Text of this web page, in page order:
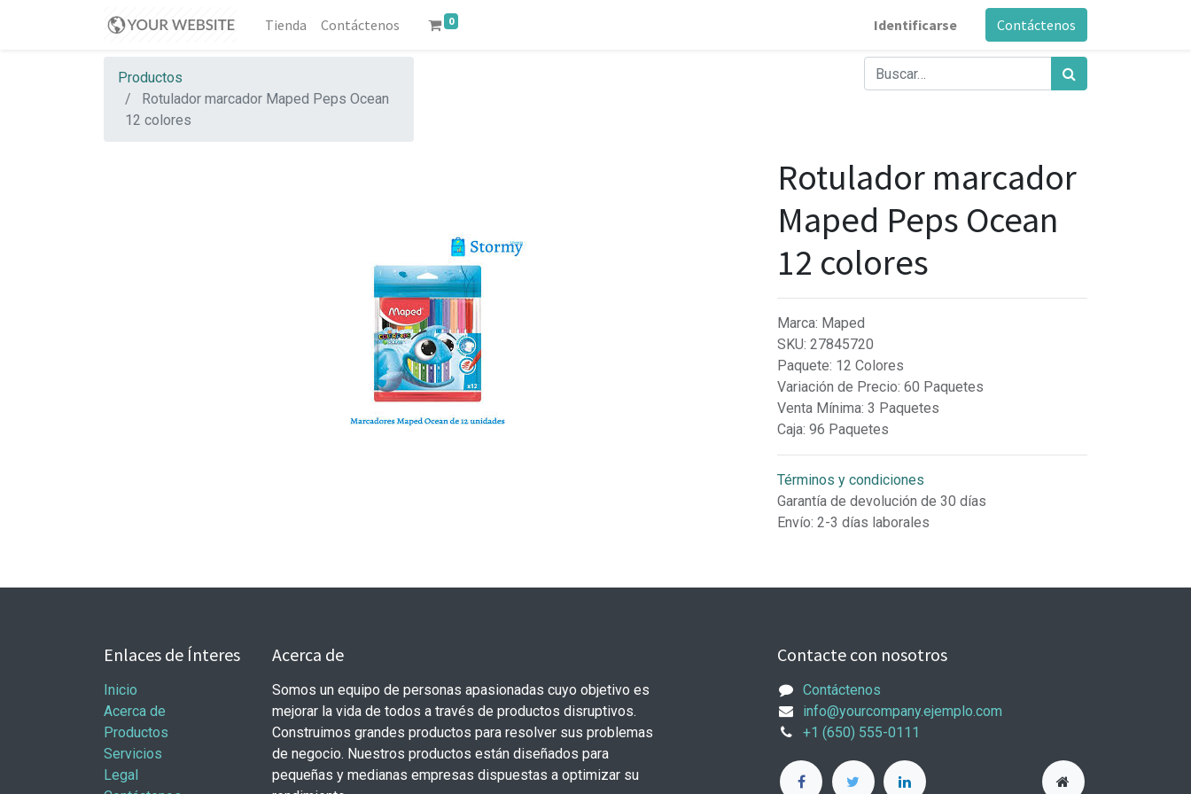
Tienda Contáctenos 0 Identificarse Contáctenos
Productos
Rotulador marcador Maped Peps Ocean
12 colores
Rotulador marcador
Maped Peps Ocean
12 colores
Marca: Maped
SKU: 27845720
Paquete: 12 Colores
Variación de Precio: 60 Paquetes
Venta Mínima: 3 Paquetes
Caja: 96 Paquetes
Términos y condiciones
Garantía de devolución de 30 días
Envío: 2-3 días laborales
Enlaces de Ínteres
Inicio
Acerca de
Productos
Servicios
Legal
Acerca de
Somos un equipo de personas apasionadas cuyo objetivo es
mejorar la vida de todos a través de productos disruptivos.
Construimos grandes productos para resolver sus problemas
de negocio. Nuestros productos están diseñados para
pequeñas y medianas empresas dispuestas a optimizar su
Contacte con nosotros
Contáctenos
info@yourcompany.ejemplo.com
+1 (650) 555-0111